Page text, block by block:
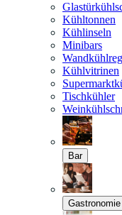
Kühltonnen
Kühlinseln
Minibars
Kühlvitrinen
Tischkühler
Bar
Gastronomie